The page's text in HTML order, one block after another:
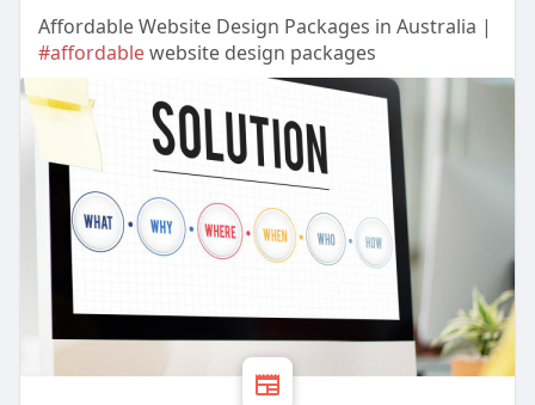
Affordable Website Design Packages in Australia |
#affordablewebsite design packages